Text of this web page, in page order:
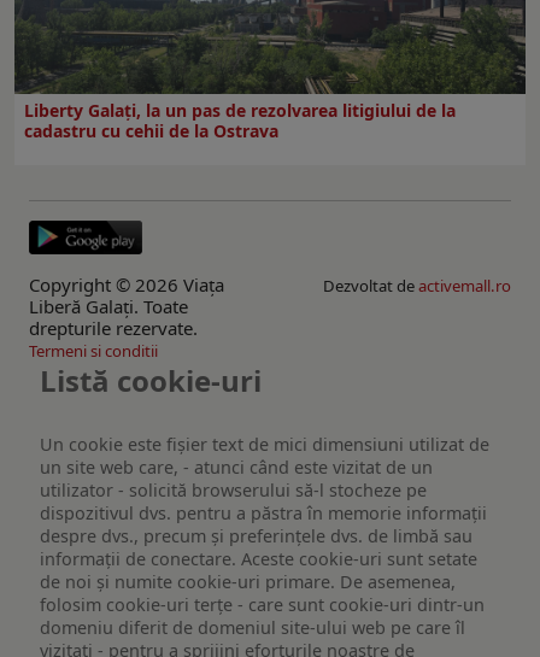
Liberty Galați, la un pas de rezolvarea litigiului de la
cadastru cu cehii de la Ostrava
Copyright © 2026 Viaţa
Liberă Galaţi. Toate
drepturile rezervate.
Dezvoltat deactivemall.ro
Termeni si conditii
Listă cookie-uri
Un cookie este fişier text de mici dimensiuni utilizat de
un site web care, - atunci când este vizitat de un
utilizator - solicită browserului să-l stocheze pe
dispozitivul dvs. pentru a păstra în memorie informații
despre dvs., precum și preferințele dvs. de limbă sau
informații de conectare. Aceste cookie-uri sunt setate
de noi și numite cookie-uri primare. De asemenea,
folosim cookie-uri terțe - care sunt cookie-uri dintr-un
domeniu diferit de domeniul site-ului web pe care îl
vizitați - pentru a sprijini eforturile noastre de